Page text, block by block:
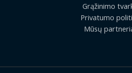
Grąžinimo
Privatumo
Mūsų